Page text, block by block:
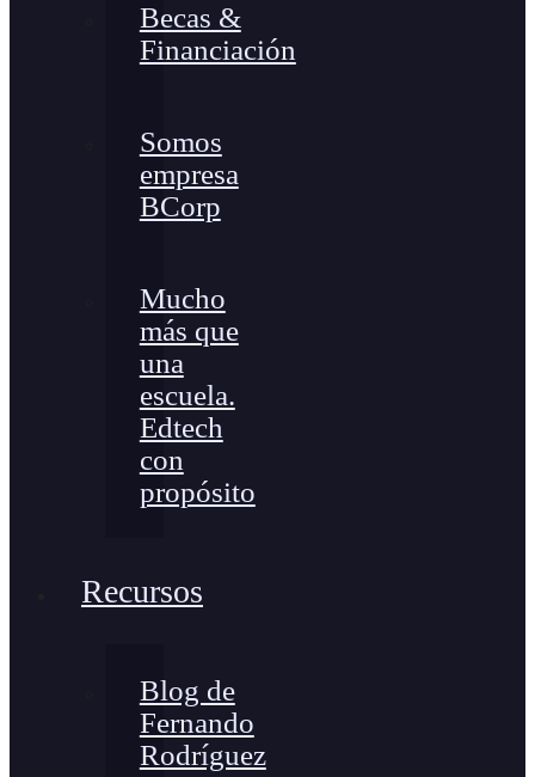
Becas &
Financiación
Somos
empresa
BCorp
Mucho
más que
una
escuela.
Edtech
con
propósito
Recursos
Blog de
Fernando
Rodríguez